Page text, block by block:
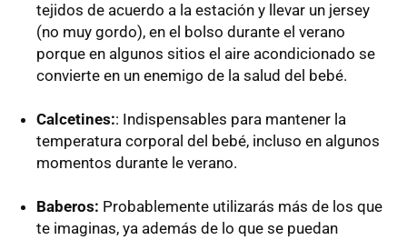
tejidos de acuerdo a la estación y llevar un jersey
(no muy gordo), en el bolso durante el verano
porque en algunos sitios el aire acondicionado se
convierte en un enemigo de la salud del bebé.
Calcetines:: Indispensables para mantener la
temperatura corporal del bebé, incluso en algunos
momentos durante le verano.
Baberos: Probablemente utilizarás más de los que
te imaginas, ya además de lo que se puedan